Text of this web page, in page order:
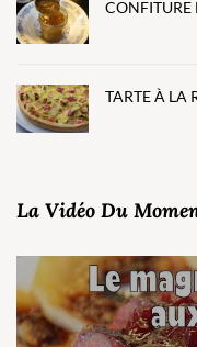
CONFITURE
TARTE À LA
La Vidéo Du